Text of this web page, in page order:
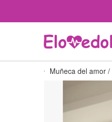
Tipo de muñeca
Muñeca del amor /